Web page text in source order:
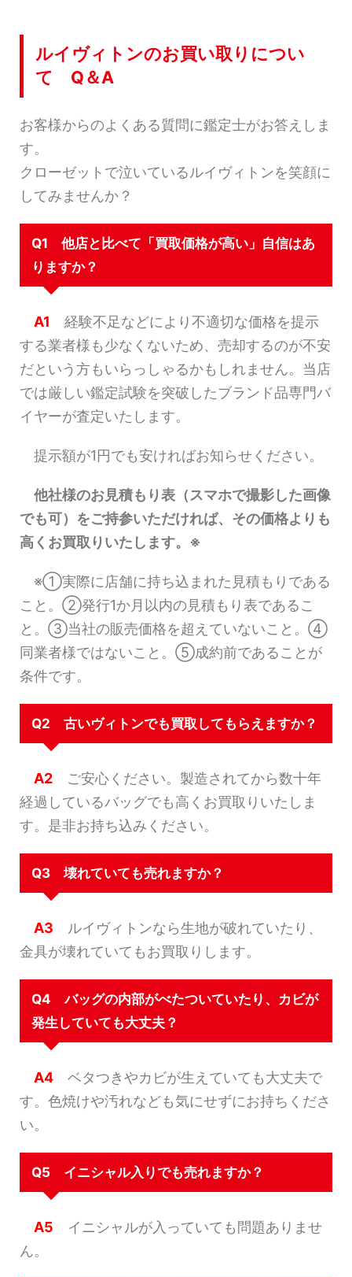
ルイヴィトンのお買い取りについ
て Q＆A
お客様からのよくある質問に鑑定士がお答えしま
す。
クローゼットで泣いているルイヴィトンを笑顔に
してみませんか？
Q1 他店と比べて「買取価格が高い」自信はあ
りますか？
A1 経験不足などにより不適切な価格を提示
する業者様も少なくないため、売却するのが不安
だという方もいらっしゃるかもしれません。当店
では厳しい鑑定試験を突破したブランド品専門バ
イヤーが査定いたします。
提示額が1円でも安ければお知らせください。
他社様のお見積もり表（スマホで撮影した画像
でも可）をご持参いただければ、その価格よりも
高くお買取りいたします。※
※①実際に店舗に持ち込まれた見積もりである
こと。②発行1か月以内の見積もり表であるこ
と。③当社の販売価格を超えていないこと。④
同業者様ではないこと。⑤成約前であることが
条件です。
Q2 古いヴィトンでも買取してもらえますか？
A2 ご安心ください。製造されてから数十年
経過しているバッグでも高くお買取りいたしま
す。是非お持ち込みください。
Q3 壊れていても売れますか？
A3 ルイヴィトンなら生地が破れていたり、
金具が壊れていてもお買取りします。
Q4 バッグの内部がべたついていたり、カビが
発生していても大丈夫？
A4 ベタつきやカビが生えていても大丈夫で
す。色焼けや汚れなども気にせずにお持ちくださ
い。
Q5 イニシャル入りでも売れますか？
A5 イニシャルが入っていても問題ありませ
ん。